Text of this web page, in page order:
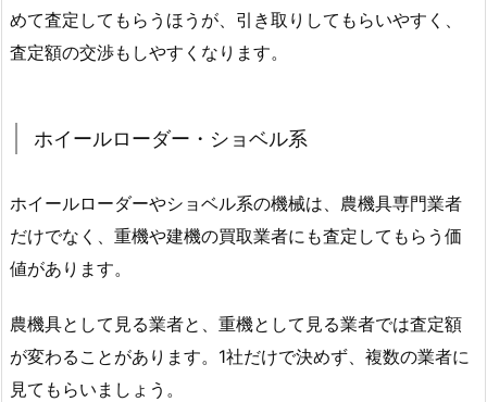
めて査定してもらうほうが、引き取りしてもらいやすく、
査定額の交渉もしやすくなります。
ホイールローダー・ショベル系
ホイールローダーやショベル系の機械は、農機具専門業者
だけでなく、重機や建機の買取業者にも査定してもらう価
値があります。
農機具として見る業者と、重機として見る業者では査定額
が変わることがあります。1社だけで決めず、複数の業者に
見てもらいましょう。